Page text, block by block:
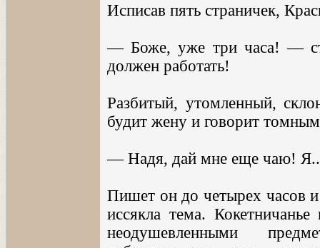
Исписав пять страничек,
— Боже, уже три часа! —
должен работать!
Разбитый, утомленный,
будит жену и говорит
— Надя, дай мне еще чаю!
Пишет он до четырех часов
иссякла тема.
неодушевленными